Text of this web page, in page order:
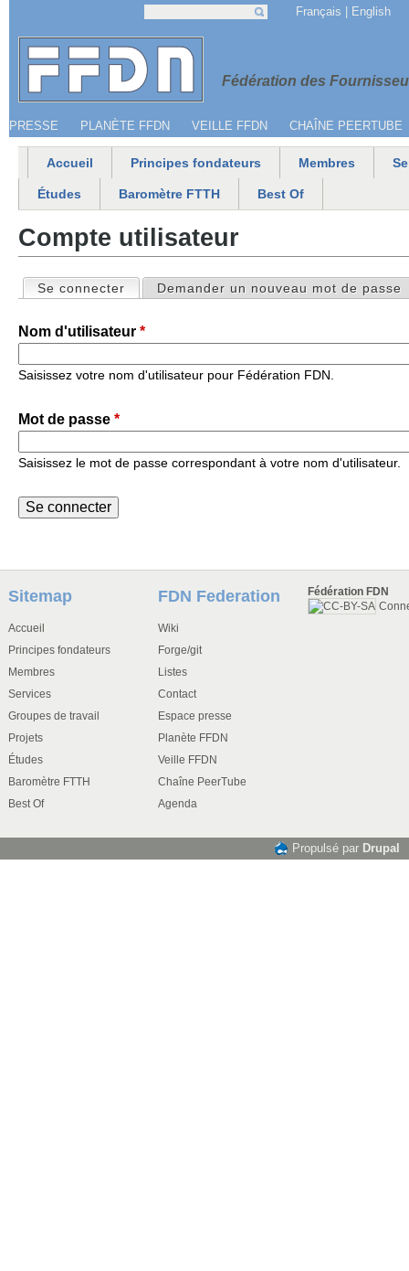
Jump to navigation
Fédération des
Menu secondaire
PRESSE PLANÈTE FFDN VEILLE FFDN CHAÎNE PEERTUBE
Français English
Menu principal
Accueil Principes fondateurs Membres
Études Baromètre FTTH Best Of
Compte utilisateur
Onglets principaux
Se connecter (onglet actif)
Demander un nouveau mot de passe
Nom d'utilisateur *
Saisissez votre nom d'utilisateur pour Fédération FDN.
Mot de passe *
Saisissez le mot de passe correspondant à votre nom d'utilisateur.
Sitemap
Accueil
Principes fondateurs
Membres
Services
Groupes de travail
Projets
Études
Baromètre FTTH
Best Of
FDN Federation
Wiki
Forge/git
Listes
Contact
Espace presse
Planète FFDN
Veille FFDN
Chaîne PeerTube
Agenda
Fédération FDN
Propulsé par Drupal